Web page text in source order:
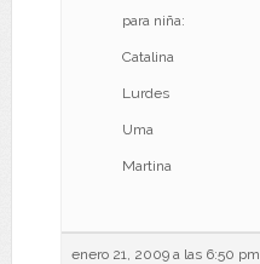
para niña:
Catalina
Lurdes
Uma
Martina
enero 21, 2009 a las 6:50 pm